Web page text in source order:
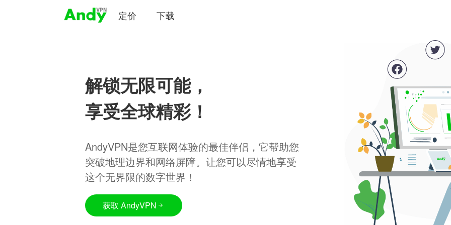
定价 下载
解锁无限可能，
享受全球精彩！
AndyVPN是您互联网体验的最佳伴侣，它帮助您
突破地理边界和网络屏障。让您可以尽情地享受
这个无界限的数字世界！
获取 AndyVPN